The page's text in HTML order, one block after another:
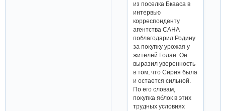
из поселка Бкааса в
интервью
корреспонденту
агентства САНА
поблагодарил Родину
за покупку урожая у
жителей Голан. Он
выразил уверенность
в том, что Сирия была
и остается сильной.
По его словам,
покупка яблок в этих
трудных условиях